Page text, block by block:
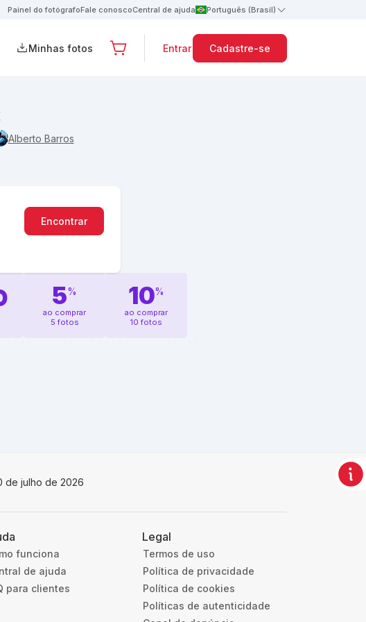
Painel do fotógrafoFale conoscoCentral de ajuda Português (Brasil)
Minhas fotos Entrar Cadastre-se
Alberto Barros
Encontrar
5%
ao comprar
5 fotos
10%
ao comprar
10 fotos
de julho de 2026
funciona
de ajuda
para clientes
Legal
Termos de uso
Política de privacidade
Política de cookies
Políticas de autenticidade